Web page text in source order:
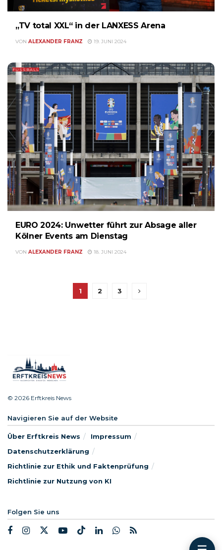
„TV total XXL“ in der LANXESS Arena
VON ALEXANDER FRANZ 19. JUNI 2024
FUSSBALL
EURO 2024: Unwetter führt zur Absage aller
Kölner Events am Dienstag
VON ALEXANDER FRANZ 18. JUNI 2024
1 2 3
© 2026 Erftkreis News
Navigieren Sie auf der Website
Über Erftkreis News
Impressum
Datenschutzerklärung
Richtlinie zur Ethik und Faktenprüfung
Richtlinie zur Nutzung von KI
Folgen Sie uns